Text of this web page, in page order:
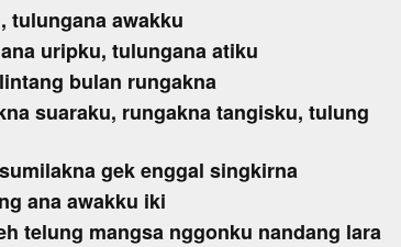
tulungana awakku
uripku, tulungana atiku
bulan rungakna
suaraku, rungakna tangisku, tulung
gek enggal singkirna
ana awakku iki
telung mangsa nggonku nandang lara